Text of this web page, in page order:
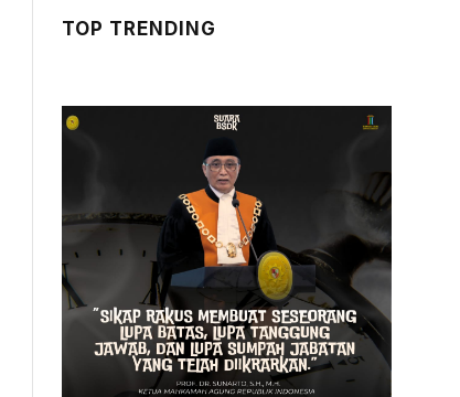
TOP TRENDING